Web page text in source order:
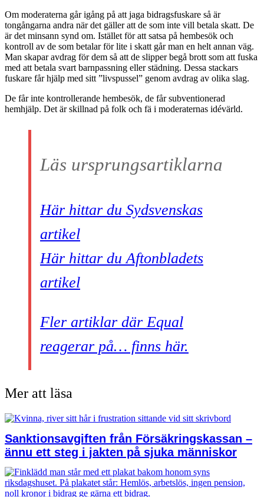
Om moderaterna går igång på att jaga bidragsfuskare så är
tongångarna andra när det gäller att de som inte vill betala skatt. De
är det minsann synd om. Istället för att satsa på hembesök och
kontroll av de som betalar för lite i skatt går man en helt annan väg.
Man skapar avdrag för dem så att de slipper begå brott som att fuska
med att betala svart barnpassning eller städning. Dessa stackars
fuskare får hjälp med sitt ”livspussel” genom avdrag av olika slag.
De får inte kontrollerande hembesök, de får subventionerad
hemhjälp. Det är skillnad på folk och fä i moderaternas idévärld.
Läs ursprungsartiklarna
Här hittar du Sydsvenskas
artikel
Här hittar du Aftonbladets
artikel
Fler artiklar där Equal
reagerar på… finns här.
Mer att läsa
Sanktionsavgiften från Försäkringskassan –
ännu ett steg i jakten på sjuka människor